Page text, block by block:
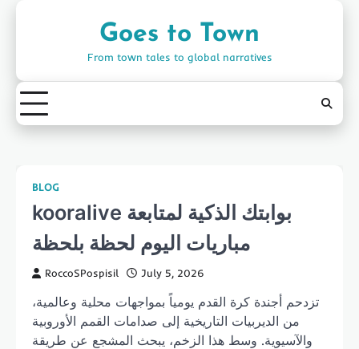
Goes to Town
From town tales to global narratives
BLOG
kooralive بوابتك الذكية لمتابعة
مباريات اليوم لحظة بلحظة
RoccoSPospisil July 5, 2026
تزدحم أجندة كرة القدم يومياً بمواجهات محلية وعالمية،
من الديربيات التاريخية إلى صدامات القمم الأوروبية
والآسيوية. وسط هذا الزخم، يبحث المشجع عن طريقة